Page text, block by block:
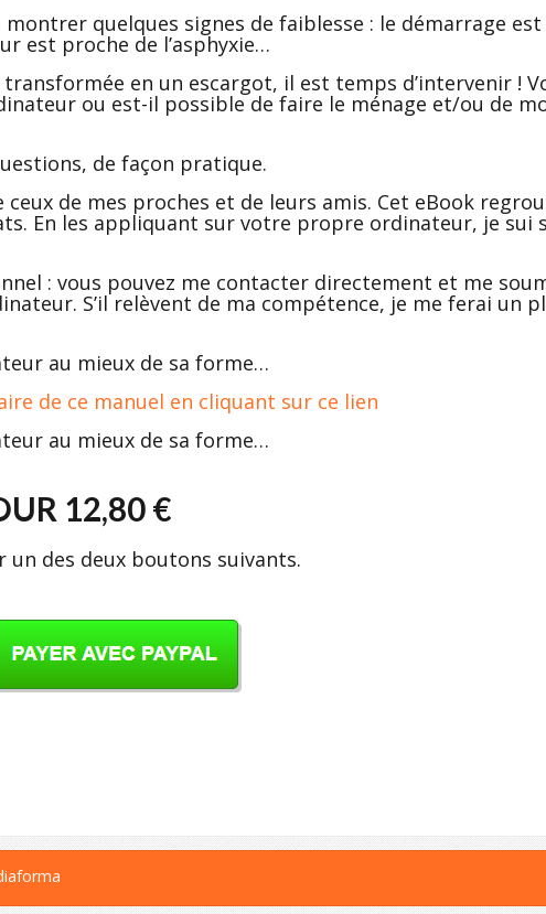
quelques signes de faiblesse : le démarrage
est proche de l’asphyxie…
transformée en un escargot, il est temps d’intervenir !
ou est-il possible de faire le ménage et/ou de
de façon pratique.
ceux de mes proches et de leurs amis. Cet eBook
En les appliquant sur votre propre ordinateur, je sui
: vous pouvez me contacter directement et me
S’il relèvent de ma compétence, je me ferai un
au mieux de sa forme…
de ce manuel en cliquant sur ce lien
au mieux de sa forme…
12,80 €
un des deux boutons suivants.